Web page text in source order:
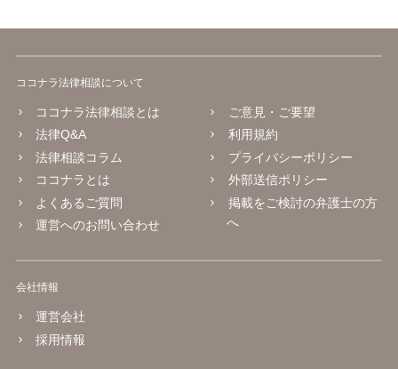
ココナラ法律相談について
ココナラ法律相談とは
法律Q&A
法律相談コラム
ココナラとは
よくあるご質問
運営へのお問い合わせ
ご意見・ご要望
利用規約
プライバシーポリシー
外部送信ポリシー
掲載をご検討の弁護士の方
へ
会社情報
運営会社
採用情報